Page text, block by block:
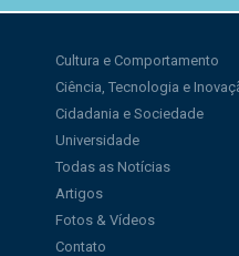
Cultura e Comportamento
Ciência, Tecnologia e
Cidadania e Sociedade
Universidade
Todas as Notícias
Artigos
Fotos & Vídeos
Contato